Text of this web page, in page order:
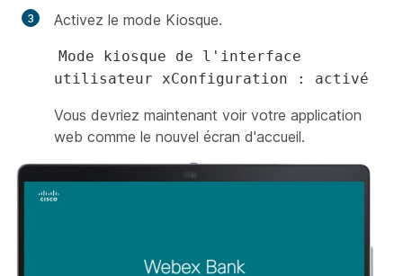
Activez le mode Kiosque.
Mode kiosque de l'interface
utilisateur xConfiguration : activé
Vous devriez maintenant voir votre application
web comme le nouvel écran d'accueil.